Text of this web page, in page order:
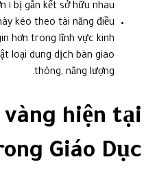
bị gắn kết sở hữu nhau ١ túng quyết thuận tiện thể hơn.
kéo theo tài năng điều
hơn trong lĩnh vực kinh
loại dung dịch bàn giao
thông, năng lượng.
hiện tại
Giáo Dục